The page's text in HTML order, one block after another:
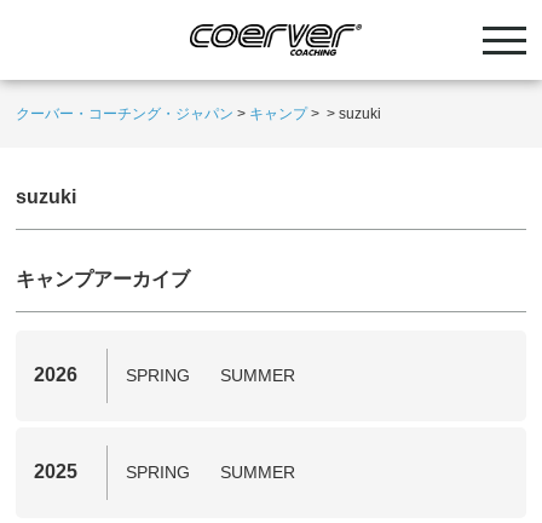
クーバー・コーチング・ジャパン > キャンプ> >suzuki
suzuki
キャンプアーカイブ
2026 SPRING SUMMER
2025 SPRING SUMMER